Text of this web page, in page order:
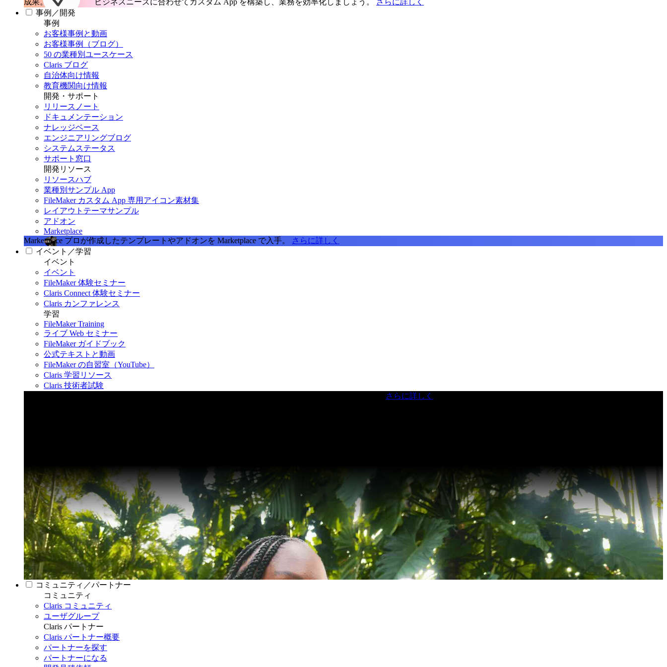
成果。 ビジネスニーズに合わせてカスタム App を構築し、業務を効率化しましょう。
さらに詳しく
事例／開発
事例
お客様事例と動画
お客様事例（ブログ）
50 の業種別ユースケース
Claris ブログ
自治体向け情報
教育機関向け情報
開発・サポート
リリースノート
ドキュメンテーション
ナレッジベース
エンジニアリングブログ
システムステータス
サポート窓口
開発リソース
リソースハブ
業種別サンプル App
FileMaker カスタム App 専用アイコン素材集
レイアウトテーマサンプル
アドオン
Marketplace
Marketplace プロが作成したテンプレートやアドオンを Marketplace で入手。
さらに詳しく
イベント／学習
イベント
イベント
FileMaker 体験セミナー
Claris Connect 体験セミナー
Claris カンファレンス
学習
FileMaker Training
ライブ Web セミナー
FileMaker ガイドブック
公式テキストと動画
FileMaker の自習室（YouTube）
Claris 学習リソース
Claris 技術者試験
さらに詳しく
コミュニティ／パートナー
コミュニティ
Claris コミュニティ
ユーザグループ
Claris パートナー
Claris パートナー概要
パートナーを探す
パートナーになる